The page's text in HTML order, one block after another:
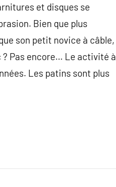
et disques se
Bien que plus
son petit novice à câble,
Pas encore… Le activité à
Les patins sont plus